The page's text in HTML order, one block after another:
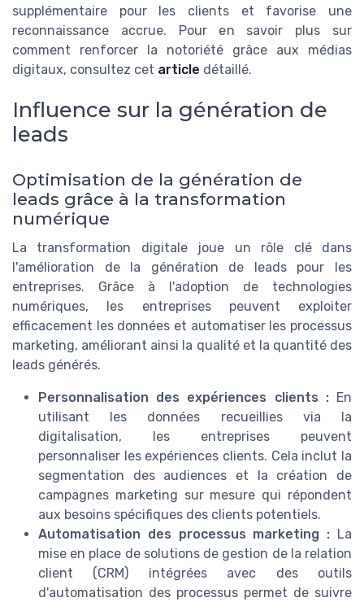
supplémentaire pour les clients et favorise une
reconnaissance accrue. Pour en savoir plus sur
comment renforcer la notoriété grâce aux médias
digitaux, consultez cet article détaillé.
Influence sur la génération de
leads
Optimisation de la génération de
leads grâce à la transformation
numérique
La transformation digitale joue un rôle clé dans
l'amélioration de la génération de leads pour les
entreprises. Grâce à l'adoption de technologies
numériques, les entreprises peuvent exploiter
efficacement les données et automatiser les processus
marketing, améliorant ainsi la qualité et la quantité des
leads générés.
Personnalisation des expériences clients :En
utilisant les données recueillies via la
digitalisation, les entreprises peuvent
personnaliser les expériences clients. Cela inclut la
segmentation des audiences et la création de
campagnes marketing sur mesure qui répondent
aux besoins spécifiques des clients potentiels.
Automatisation des processus marketing : La
mise en place de solutions de gestion de la relation
client (CRM) intégrées avec des outils
d'automatisation des processus permet de suivre